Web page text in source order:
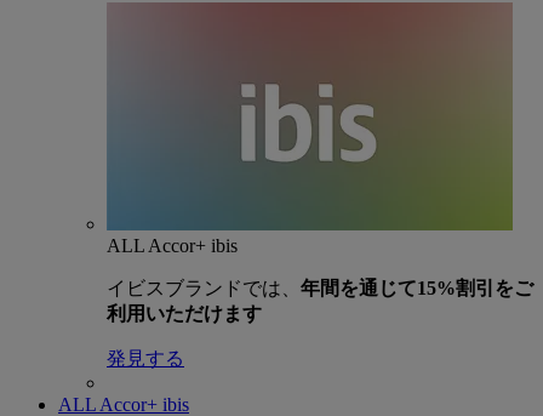
ALL Accor+ ibis
イビスブランドでは、 年間を通じて15%割引をご
利用いただけます
発見する
ALL Accor+ ibis